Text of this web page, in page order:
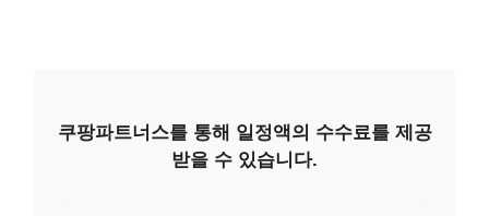
쿠팡파트너스를 통해 일정액의 수수료를 제공
받을 수 있습니다.